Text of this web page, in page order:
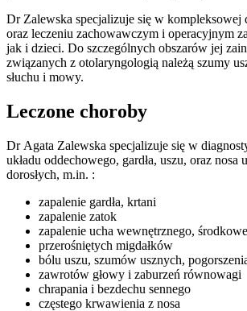
Dr Zalewska specjalizuje się w kompleksowej
oraz leczeniu zachowawczym i operacyjnym
jak i dzieci. Do szczególnych obszarów jej
związanych z otolaryngologią należą szumy
słuchu i mowy.
Leczone choroby
Dr Agata Zalewska specjalizuje się w
układu oddechowego, gardła, uszu, oraz nosa
dorosłych, m.in. :
zapalenie gardła, krtani
zapalenie zatok
zapalenie ucha wewnętrznego,
przerośniętych migdałków
bólu uszu, szumów usznych,
zawrotów głowy i zaburzeń równowagi
chrapania i bezdechu sennego
częstego krwawienia z nosa